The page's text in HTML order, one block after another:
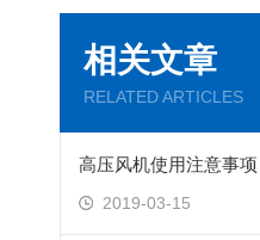
相关文章
RELATED ARTICLES
高压风机使用注意事项
2019-03-15